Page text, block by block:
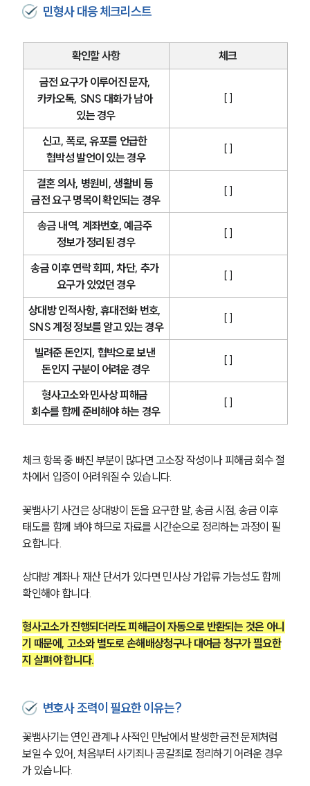
소식/자료
언론보도
법률 블로그
법률서식
뉴스레터/브로슈어
세미나
대륜법률상담예약
대륜법률상담예약
민형사 대응 체크리스트
확인할 사항
체크
금전 요구가 이루어진 문자,
카카오톡, SNS 대화가 남아
있는 경우
[ ]
신고, 폭로, 유포를 언급한
협박성 발언이 있는 경우
[ ]
결혼 의사, 병원비, 생활비 등
금전 요구 명목이 확인되는 경우
[ ]
송금 내역, 계좌번호, 예금주
정보가 정리된 경우
[ ]
송금 이후 연락 회피, 차단, 추가
요구가 있었던 경우
[ ]
상대방 인적사항, 휴대전화 번호,
SNS 계정 정보를 알고 있는 경우
[ ]
빌려준 돈인지, 협박으로 보낸
돈인지 구분이 어려운 경우
[ ]
형사고소와 민사상 피해금
회수를 함께 준비해야 하는 경우
[ ]
체크 항목 중 빠진 부분이 많다면 고소장 작성이나 피해금 회수 절
차에서 입증이 어려워질 수 있습니다.
꽃뱀사기 사건은 상대방이 돈을 요구한 말, 송금 시점, 송금 이후
태도를 함께 봐야 하므로 자료를 시간순으로 정리하는 과정이 필
요합니다.
상대방 계좌나 재산 단서가 있다면 민사상 가압류 가능성도 함께
확인해야 합니다.
형사고소가 진행되더라도 피해금이 자동으로 반환되는 것은 아니
기 때문에, 고소와 별도로 손해배상청구나 대여금 청구가 필요한
지 살펴야 합니다.
변호사 조력이 필요한 이유는?
꽃뱀사기는 연인 관계나 사적인 만남에서 발생한 금전 문제처럼
보일 수 있어, 처음부터 사기죄나 공갈죄로 정리하기 어려운 경우
가 있습니다.